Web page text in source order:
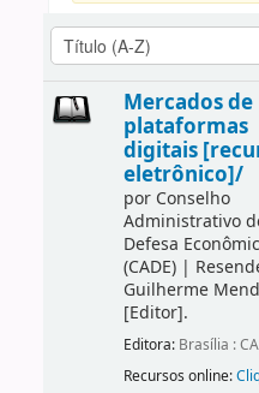
Mercados de
plataformas
digitais
eletrônico]/
por Conselho
Administrativo
Defesa
(CADE)|
Guilherme
[Editor].
Editora: Brasília :
Recursos online: